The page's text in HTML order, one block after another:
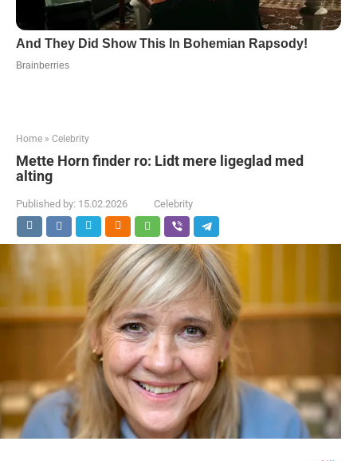
Home » Celebrity
Mette Horn finder ro: Lidt mere ligeglad med
alting
Published by: 15.02.2026 Celebrity